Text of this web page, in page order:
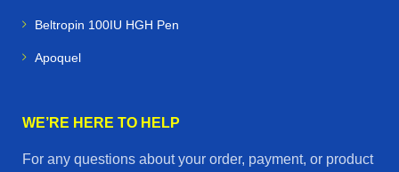
Beltropin 100IU HGH Pen
Apoquel
WE’RE HERE TO HELP
For any questions about your order, payment, or product